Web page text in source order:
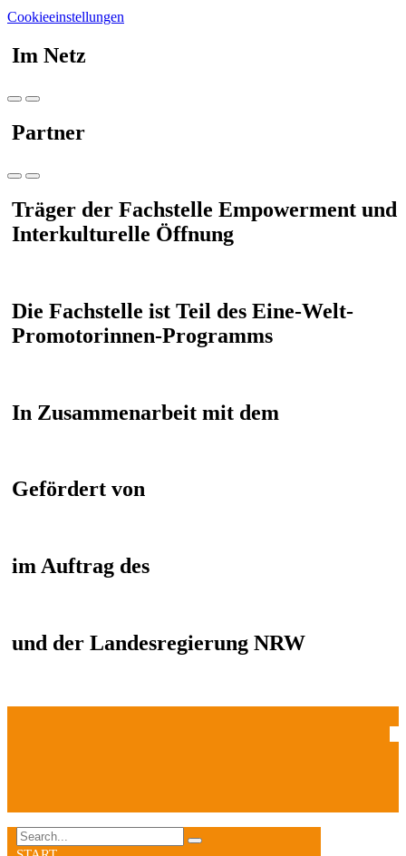
Cookieeinstellungen
Im Netz
Partner
Träger der Fachstelle Empowerment und
Interkulturelle Öffnung
Die Fachstelle ist Teil des Eine-Welt-
Promotorinnen-Programms
In Zusammenarbeit mit dem
Gefördert von
im Auftrag des
und der Landesregierung NRW